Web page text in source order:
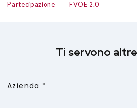
Partecipazione
FVOE 2.0
Ti servono altre
Azienda *